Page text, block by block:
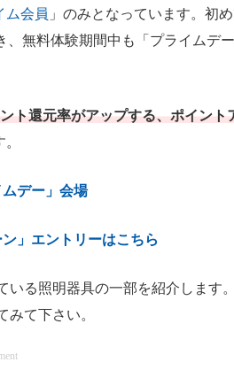
ム会員 」のみとなっています。初
無料体験期間中も「プライムデ
ト還元率がアップする、ポイント
デー」会場
」エントリーはこちら
る照明器具の一部を紹介します
みて下さい。